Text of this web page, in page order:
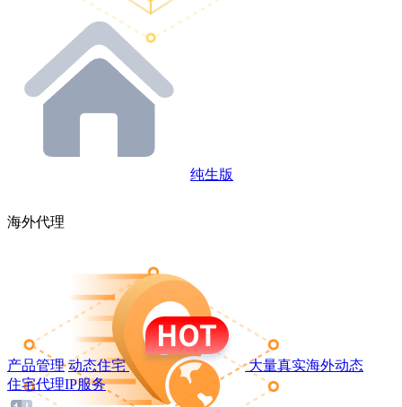
纯生版
海外代理
产品管理 动态住宅
大量真实海外动态
住宅代理IP服务